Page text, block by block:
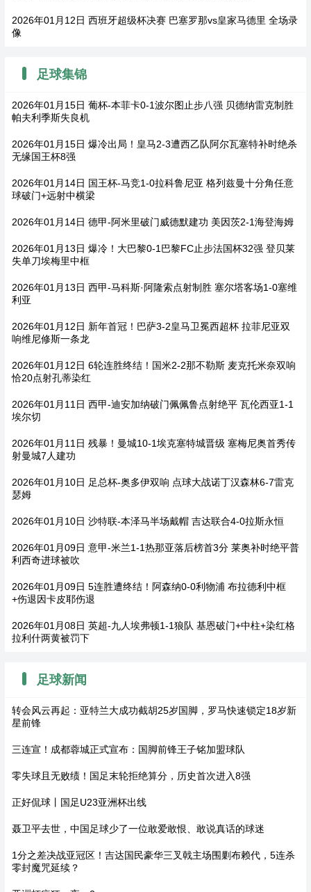
2026年01月12日 西班牙超级杯决赛 巴塞罗那vs皇家马德里 全场录
像
足球集锦
2026年01月15日 葡杯-本菲卡0-1波尔图止步八强 贝德纳雷克制胜
帕夫利季斯失良机
2026年01月15日 爆冷出局！皇马2-3遭西乙队阿尔瓦塞特补时绝杀
无缘国王杯8强
2026年01月14日 国王杯-马竞1-0拉科鲁尼亚 格列兹曼十分角任意
球破门+远射中横梁
2026年01月14日 德甲-阿米里破门威德默建功 美因茨2-1海登海姆
2026年01月13日 爆冷！大巴黎0-1巴黎FC止步法国杯32强 登贝莱
失单刀埃梅里中框
2026年01月13日 西甲-马科斯·阿隆索点射制胜 塞尔塔客场1-0塞维
利亚
2026年01月12日 新年首冠！巴萨3-2皇马卫冕西超杯 拉菲尼亚双
响维尼修斯一条龙
2026年01月12日 6轮连胜终结！国米2-2那不勒斯 麦克托米奈双响
恰20点射孔蒂染红
2026年01月11日 西甲-迪安加纳破门佩佩鲁点射绝平 瓦伦西亚1-1
埃尔切
2026年01月11日 残暴！曼城10-1埃克塞特城晋级 塞梅尼奥首秀传
射曼城7人建功
2026年01月10日 足总杯-奥多伊双响 点球大战诺丁汉森林6-7雷克
瑟姆
2026年01月10日 沙特联-本泽马半场戴帽 吉达联合4-0拉斯永恒
2026年01月09日 意甲-米兰1-1热那亚落后榜首3分 莱奥补时绝平普
利西奇进球被吹
2026年01月09日 5连胜遭终结！阿森纳0-0利物浦 布拉德利中框
+伤退因卡皮耶伤退
2026年01月08日 英超-九人埃弗顿1-1狼队 基恩破门+中柱+染红格
拉利什两黄被罚下
足球新闻
转会风云再起：亚特兰大成功截胡25岁国脚，罗马快速锁定18岁新
星前锋
三连宣！成都蓉城正式宣布：国脚前锋王子铭加盟球队
零失球且无败绩！国足末轮拒绝算分，历史首次进入8强
正好侃球丨国足U23亚洲杯出线
聂卫平去世，中国足球少了一位敢爱敢恨、敢说真话的球迷
1分之差决战亚冠区！吉达国民豪华三叉戟主场围剿布赖代，5连杀
零封魔咒延续？